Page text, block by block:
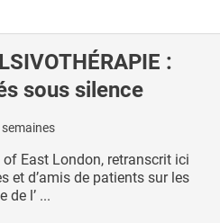
:
sous silence
of East London, retranscrit ici
et d’amis de patients sur les
de l’ ...